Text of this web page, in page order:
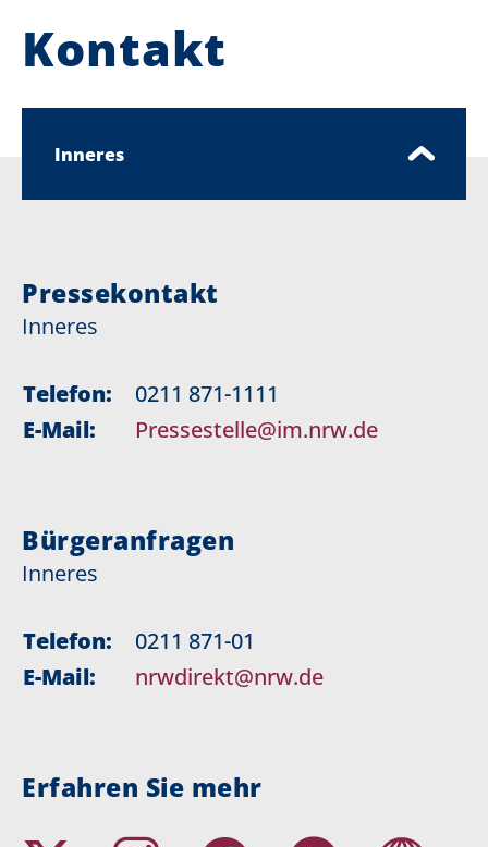
Kontakt
Inneres
Pressekontakt
Inneres
Telefon:
0211 871-1111
E-Mail:
Pressestelle@im.nrw.de
Bürgeranfragen
Inneres
Telefon:
0211 871-01
E-Mail:
nrwdirekt@nrw.de
Erfahren Sie mehr